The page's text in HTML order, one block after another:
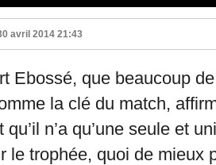
avril 2014 21:43
Ebossé, que beaucoup
la clé du match,
n’a qu’une seule et
le trophée, quoi de mieux